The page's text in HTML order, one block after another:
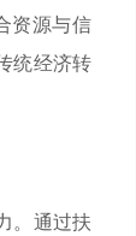
资源与信
统经济转
。通过扶